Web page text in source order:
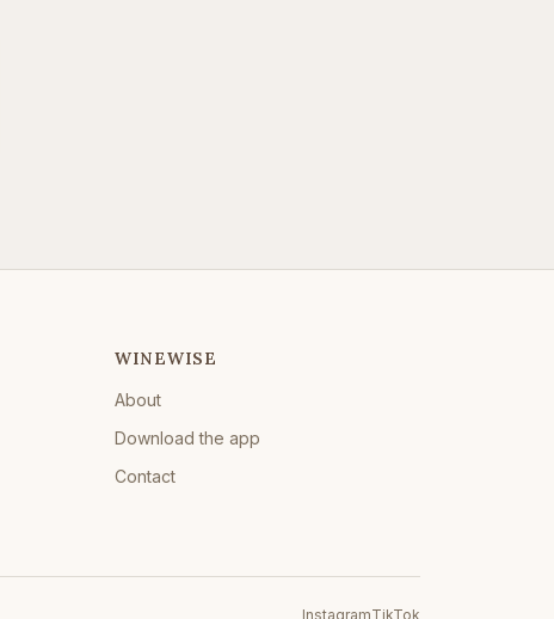
WINEWISE
About
Download the app
Contact
InstagramTikTok